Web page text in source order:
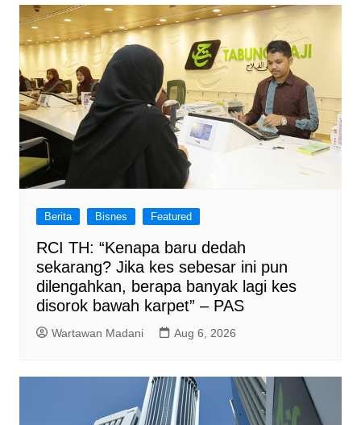
Berita Bisnes Featured
RCI TH: “Kenapa baru dedah
sekarang? Jika kes sebesar ini pun
dilengahkan, berapa banyak lagi kes
disorok bawah karpet” – PAS
Wartawan Madani Aug 6, 2026